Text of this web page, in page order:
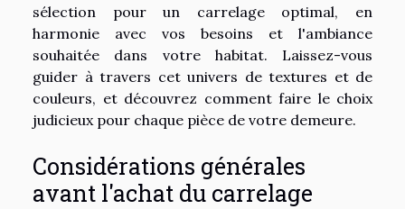
sélection pour un carrelage optimal, en
harmonie avec vos besoins et l'ambiance
souhaitée dans votre habitat. Laissez-vous
guider à travers cet univers de textures et de
couleurs, et découvrez comment faire le choix
judicieux pour chaque pièce de votre demeure.
Considérations générales
avant l'achat du carrelage